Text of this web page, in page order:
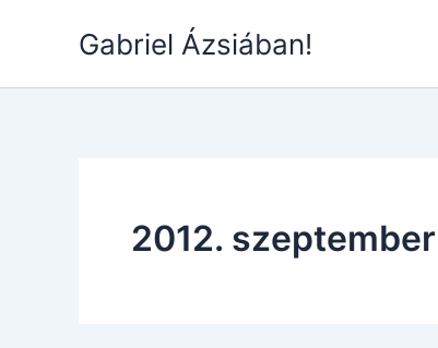
Gabriel Ázsiában!
2012. szeptember